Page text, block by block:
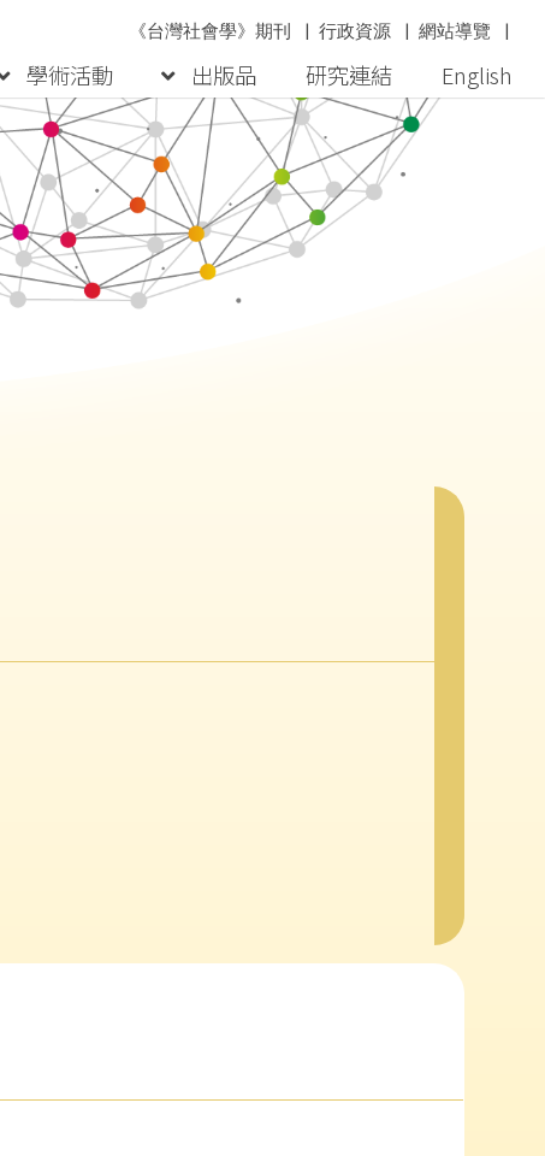
《台灣社會學》期刊 | 行政資源 | 網站導覽 |
學術活動 出版品 研究連結 English